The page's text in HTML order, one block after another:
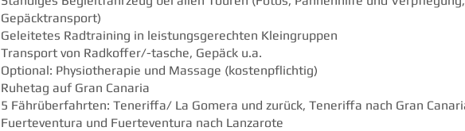
Gepäcktransport)
Geleitetes Radtraining in leistungsgerechten Kleingruppen
Transport von Radkoffer/-tasche, Gepäck u.a.
Optional: Physiotherapie und Massage (kostenpflichtig)
Ruhetag auf Gran Canaria
5 Fährüberfahrten: Teneriffa/ La Gomera und zurück, Teneriffa nach Gran
Fuerteventura und Fuerteventura nach Lanzarote